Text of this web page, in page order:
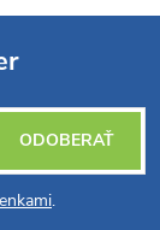
.
ODOBERAŤ